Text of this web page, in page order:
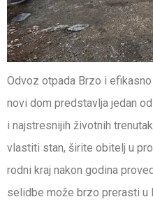
Odvoz otpada Brzo i
novi dom predstavlja jedan
i najstresnijih životnih
vlastiti stan, širite obitelj u
rodni kraj nakon godina
selidbe može brzo prerasti u